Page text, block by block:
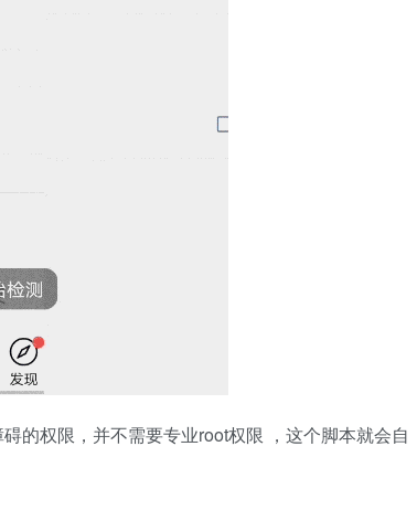
的权限，并不需要专业root权限 ，这个脚本就会自